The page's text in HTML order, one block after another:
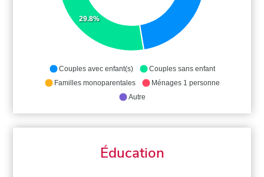
29.8%
Couples avec enfant(s)
Couples sans enfant
Familles monoparentales
Ménages 1 personne
Autre
Éducation